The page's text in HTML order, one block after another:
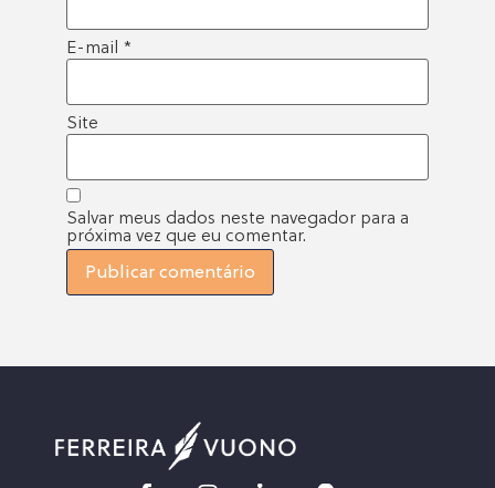
E-mail *
Site
Salvar meus dados neste navegador para a
próxima vez que eu comentar.